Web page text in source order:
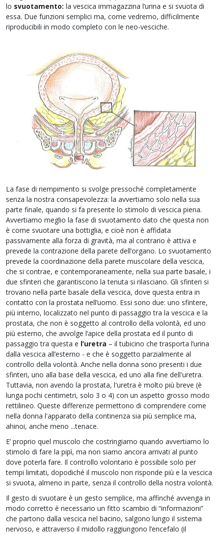
lo svuotamento: la vescica immagazzina l’urina e si svuota di
essa. Due funzioni semplici ma, come vedremo, difficilmente
riproducibili in modo completo con le neo-vesciche.
La fase di riempimento si svolge pressoché completamente
senza la nostra consapevolezza: la avvertiamo solo nella sua
parte finale, quando si fa presente lo stimolo di vescica piena.
Avvertiamo meglio la fase di svuotamento dato che questa non
è come svuotare una bottiglia, e cioè non è affidata
passivamente alla forza di gravità, ma al contrario è attiva e
prevede la contrazione della parete dell’organo. Lo svuotamento
prevede la coordinazione della parete muscolare della vescica,
che si contrae, e contemporaneamente, nella sua parte basale, i
due sfinteri che garantiscono la tenuta si rilasciano. Gli sfinteri si
trovano nella parte basale della vescica, dove questa entra in
contatto con la prostata nell’uomo. Essi sono due: uno sfintere,
più interno, localizzato nel punto di passaggio tra la vescica e la
prostata, che non è soggetto al controllo della volontà, ed uno
più esterno, che avvolge l’apice della prostata ed il punto di
passaggio tra questa e l’uretra – il tubicino che trasporta l’urina
dalla vescica all’esterno - e che è soggetto parzialmente al
controllo della volontà. Anche nella donna sono presenti i due
sfinteri, uno alla base della vescica, ed uno alla fine dell'uretra.
Tuttavia, non avendo la prostata, l'uretra è molto più breve (è
lunga pochi centimetri, solo 3 o 4) con un aspetto grosso modo
rettilineo. Queste differenze permettono di comprendere come
nella donna l'apparato della continenza sia più semplice ma,
ahinoi, anche meno ...tenace.
E’ proprio quel muscolo che costringiamo quando avvertiamo lo
stimolo di fare la pipì, ma non siamo ancora arrivati al punto
dove poterla fare. Il controllo volontario è possibile solo per
tempi limitati, dopodiché il muscolo non risponde più e la vescica
si svuota, almeno in parte, senza il controllo della nostra volontà.
Il gesto di svuotare è un gesto semplice, ma affinché avvenga in
modo corretto è necessario un fitto scambio di “informazioni”
che partono dalla vescica nel bacino, salgono lungo il sistema
nervoso, e attraverso il midollo raggiungono l’encefalo (il